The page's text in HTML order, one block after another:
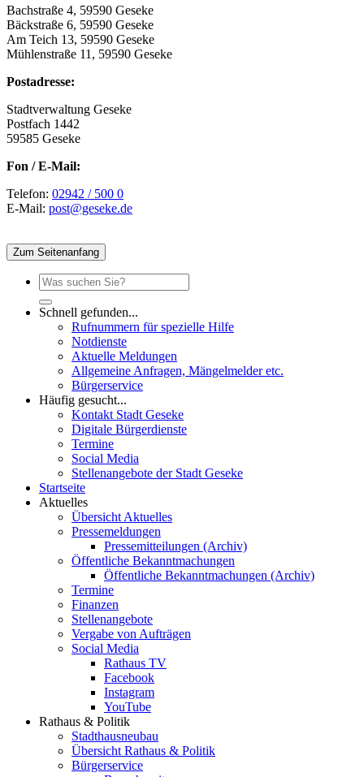
Bachstraße 4, 59590 Geseke
Bäckstraße 6, 59590 Geseke
Am Teich 13, 59590 Geseke
Mühlenstraße 11, 59590 Geseke
Postadresse:
Stadtverwaltung Geseke
Postfach 1442
59585 Geseke
Fon / E-Mail:
Telefon: 02942 / 500 0
E-Mail: post@geseke.de
Zum Seitenanfang
Schnell gefunden...
Rufnummern für spezielle Hilfe
Notdienste
Aktuelle Meldungen
Allgemeine Anfragen, Mängelmelder etc.
Bürgerservice
Häufig gesucht...
Kontakt Stadt Geseke
Digitale Bürgerdienste
Termine
Social Media
Stellenangebote der Stadt Geseke
Startseite
Aktuelles
Übersicht Aktuelles
Pressemeldungen
Pressemitteilungen (Archiv)
Öffentliche Bekanntmachungen
Öffentliche Bekanntmachungen (Archiv)
Termine
Finanzen
Stellenangebote
Vergabe von Aufträgen
Social Media
Rathaus TV
Facebook
Instagram
YouTube
Rathaus & Politik
Stadthausneubau
Übersicht Rathaus & Politik
Bürgerservice